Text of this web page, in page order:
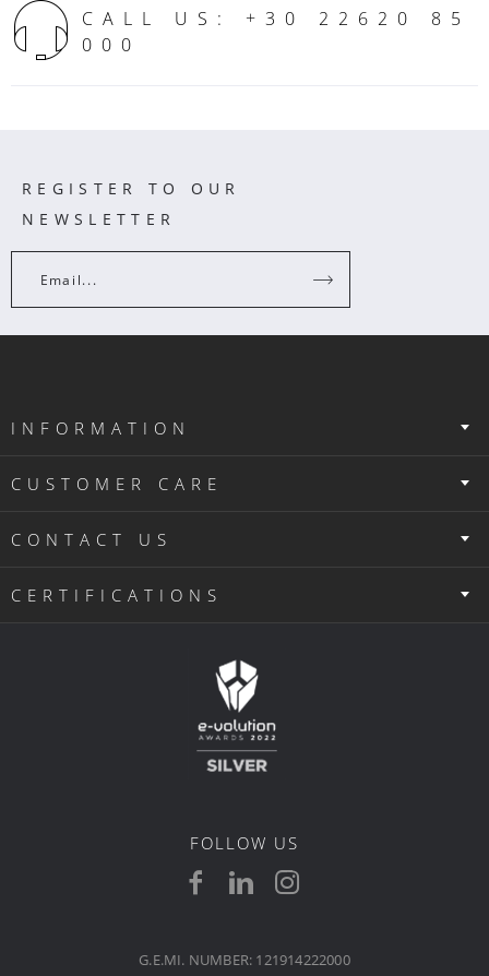
CALL US: +30 22620 85
000
REGISTER TO OUR
NEWSLETTER
Email...
INFORMATION
CUSTOMER CARE
CONTACT US
CERTIFICATIONS
FOLLOW US
G.E.MI. NUMBER: 121914222000